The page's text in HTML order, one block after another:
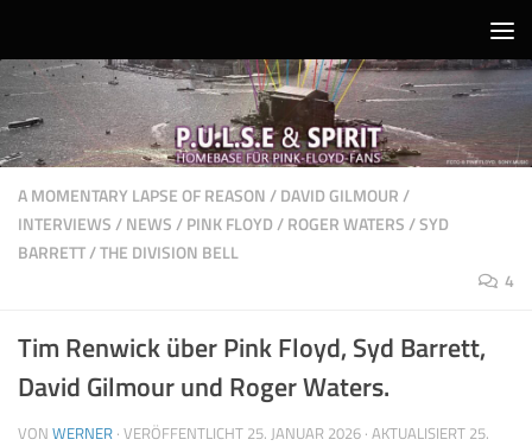
A MOMENTARY LAPSE OF REASON/DAVID GILMOUR/
INTERVIEWS/NEWS/PINK FLOYD/ROGER WATERS/SYD
BARRETT/THE DIVISION BELL
4
Tim Renwick über Pink Floyd, Syd Barrett,
David Gilmour und Roger Waters.
VON WERNER · VERÖFFENTLICHT 25. JANUAR 2026 · AKTUALISIERT 25.